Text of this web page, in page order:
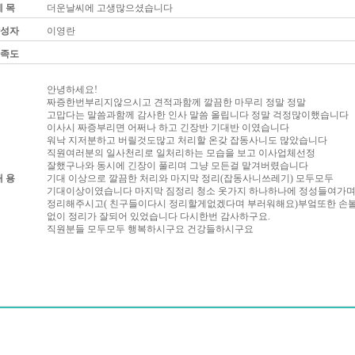
목 더운날씨에 고생많으셨습니다
자 이영란
도
용
안녕하세요!
짜증한번부리지않으시고 견적과함께 깔끔한 마무리 정말 정말
고맙다는 말씀과함께 감사한 인사 말씀 올립니다 정말 걱정많이했습니다
이사시 짜증부리면 어쩌나 하고 긴장반 기대반 이였습니다
워낙 지저분하고 버릴것도많고 처리할 온갖 잡동사니도 많았습니다
직원여러분의 일사천리로 일처리하는 모습을 보고 이사업체선정
잘했구나와 동시에 긴장이 풀리며 그냥 모든걸 맡겨버렸습니다
기대 이상으로 깔끔한 처리와 마지막 정리(잡동사니쓰레기) 모두모두
기대이상이였습니다 마지막 짐정리 청소 옷가지 하나하나에 정성들여가며
정리해주시고( 친구들이다시 정리할게없겠다며 부러워해요)부엌또한 손
없이 정리가 잘되어 있었습니다 다시한번 감사하구요.
직원분들 모두모두 행복하시구요 건강들하시구요